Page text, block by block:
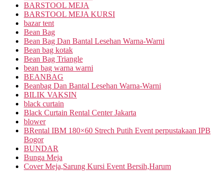
BARSTOOL MEJA
BARSTOOL MEJA KURSI
bazar tent
Bean Bag
Bean Bag Dan Bantal Lesehan Warna-Warni
Bean bag kotak
Bean Bag Triangle
bean bag warna warni
BEANBAG
Beanbag Dan Bantal Lesehan Warna-Warni
BILIK VAKSIN
black curtain
Black Curtain Rental Center Jakarta
blower
BRental IBM 180×60 Strech Putih Event perpustakaan IPB
Bogor
BUNDAR
Bunga Meja
Cover Meja,Sarung Kursi Event Bersih,Harum